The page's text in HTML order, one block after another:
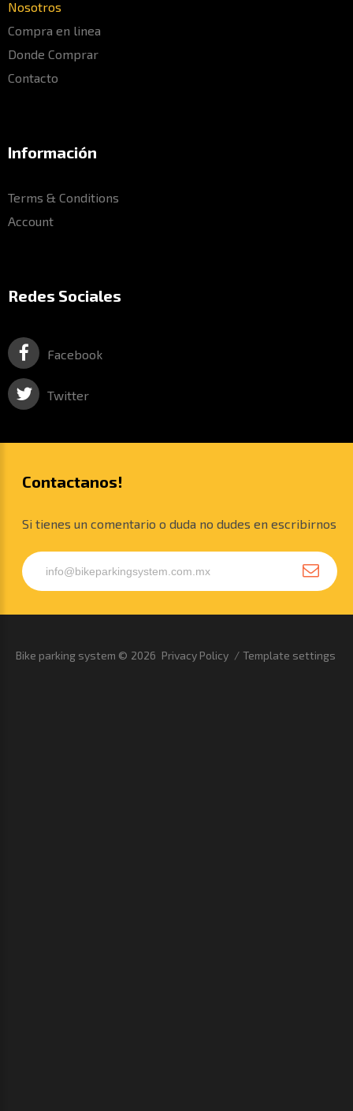
Nosotros
Compra en linea
Donde Comprar
Contacto
Información
Terms & Conditions
Account
Redes Sociales
Facebook
Twitter
Contactanos!
Si tienes un comentario o duda no dudes en escribirnos
Bike parking system © 2026 Privacy Policy Template settings